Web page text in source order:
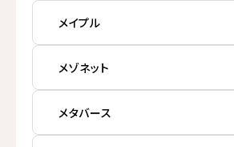
メイプル
メゾネット
メタバース